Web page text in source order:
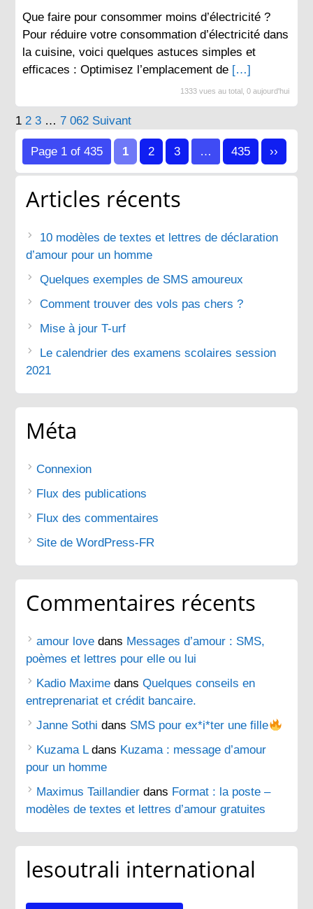
Que faire pour consommer moins d’électricité ?
Pour réduire votre consommation d’électricité dans
la cuisine, voici quelques astuces simples et
efficaces : Optimisez l’emplacement de […]
1333 vues au total, 0 aujourd'hui
Pagination
des
publications
1 2 3 … 7 062 Suivant
Page 1 of 435 1 2 3 … 435 ››
Articles récents
10 modèles de textes et lettres de déclaration
d’amour pour un homme
Quelques exemples de SMS amoureux
Comment trouver des vols pas chers ?
Mise à jour T-urf
Le calendrier des examens scolaires session
2021
Méta
Connexion
Flux des publications
Flux des commentaires
Site de WordPress-FR
Commentaires récents
amour love dans Messages d’amour : SMS,
poèmes et lettres pour elle ou lui
Kadio Maxime dansQuelques conseils en
entreprenariat et crédit bancaire.
Janne Sothi dans SMS pour ex*i*ter une fille
Kuzama Ldans Kuzama : message d’amour
pour un homme
Maximus Taillandier dans Format : la poste –
modèles de textes et lettres d’amour gratuites
lesoutrali international